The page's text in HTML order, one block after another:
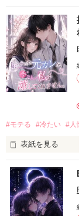
#モテる #冷たい #人
表紙を見る
「好きだったか
モテる人を好き
だから私は、中